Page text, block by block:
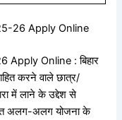
26 Apply Online
Online : बिहार
करने वाले छात्र/
में लाने के उद्देश से
अलग-अलग योजना के